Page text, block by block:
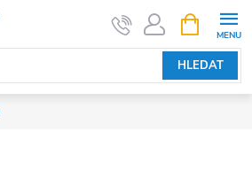
HLEDAT
NÁKUPNÍ
KOŠÍK